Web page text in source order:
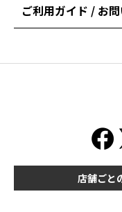
ご利用ガイド / お
店舗ごと